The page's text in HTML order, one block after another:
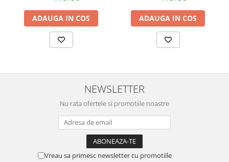
ADAUGA IN COS ADAUGA IN COS
NEWSLETTER
Nu rata ofertele si promotiile noastre
Vreau sa primesc newsletter cu promotiile